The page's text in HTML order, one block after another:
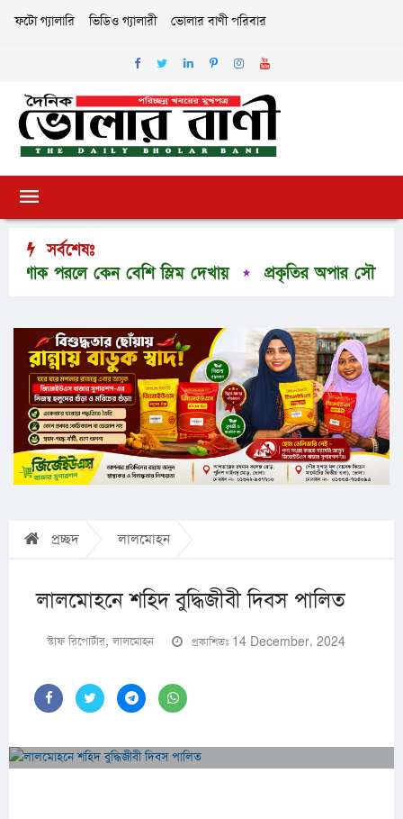
ফটো গ্যালারি ভিডিও গ্যালারী ভোলার বাণী পরিবার
সর্বশেষঃ
পরলে কেন বেশি স্লিম দেখায়
প্রকৃতির অপার সৌন্দর্যের
প্রচ্ছদ লালমোহন
লালমোহনে শহিদ বুদ্ধিজীবী দিবস পালিত
স্টাফ রিপোর্টার, লালমোহন প্রকাশিতঃ 14 December, 2024